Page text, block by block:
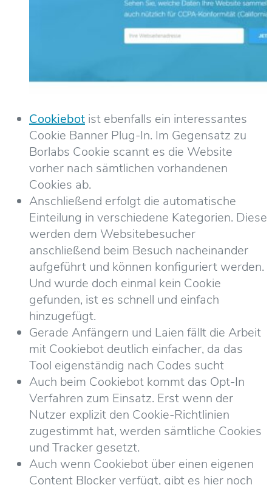
Cookiebot ist ebenfalls ein interessantes
Cookie Banner Plug-In. Im Gegensatz zu
Borlabs Cookie scannt es die Website
vorher nach sämtlichen vorhandenen
Cookies ab.
Anschließend erfolgt die automatische
Einteilung in verschiedene Kategorien. Diese
werden dem Websitebesucher
anschließend beim Besuch nacheinander
aufgeführt und können konfiguriert werden.
Und wurde doch einmal kein Cookie
gefunden, ist es schnell und einfach
hinzugefügt.
Gerade Anfängern und Laien fällt die Arbeit
mit Cookiebot deutlich einfacher, da das
Tool eigenständig nach Codes sucht
Auch beim Cookiebot kommt das Opt-In
Verfahren zum Einsatz. Erst wenn der
Nutzer explizit den Cookie-Richtlinien
zugestimmt hat, werden sämtliche Cookies
und Tracker gesetzt.
Auch wenn Cookiebot über einen eigenen
Content Blocker verfügt, gibt es hier noch